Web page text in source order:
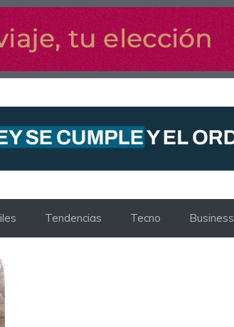
Tendencias Tecno Business